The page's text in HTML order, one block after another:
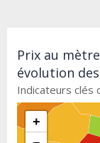
Prix au
évolution
Indicateurs clés
+